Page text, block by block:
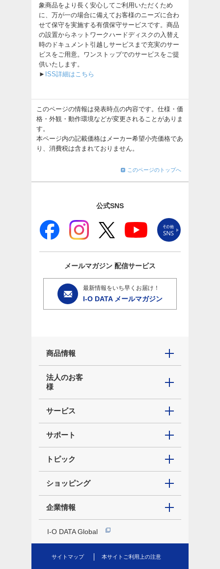
象商品をより長く安心してご利用いただくため
に、万が一の場合に備えてお客様のニーズに合わ
せて保守を実施する有償保守サービスです。商品
の設置からネットワークハードディスクの入替え
時のドキュメント引越しサービスまで充実のサー
ビスをご用意。ワンストップでのサービスをご提
供いたします。
► ISS詳細はこちら
このページの情報は発表時点の内容です。仕様・価
格・外観・動作環境などが変更されることがありま
す。
本ページ内の記載価格はメーカー希望小売価格であ
り、消費税は含まれておりません。
このページのトップへ
公式SNS
メールマガジン 配信サービス
最新情報をいち早くお届け！
I-O DATA メールマガジン
商品情報
法人のお客
様
サービス
サポート
トピック
ショッピング
企業情報
I-O DATA Global
サイトマップ 本サイトご利用上の注意